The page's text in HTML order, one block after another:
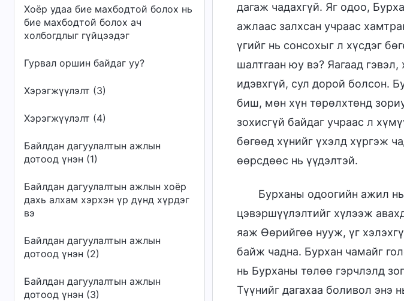
Хоёр удаа бие махбодтой болох нь
бие махбодтой болох ач
холбогдлыг гүйцээдэг
Гурвал оршин байдаг уу?
Хэрэгжүүлэлт (3)
Хэрэгжүүлэлт (4)
Байлдан дагуулалтын ажлын
дотоод үнэн (1)
Байлдан дагуулалтын ажлын хоёр
дахь алхам хэрхэн үр дүнд хүрдэг
вэ
Байлдан дагуулалтын ажлын
дотоод үнэн (2)
Байлдан дагуулалтын ажлын
дотоод үнэн (3)
дагаж чадахгүй. Яг одоо,
ажлаас залхсан учраас
үгийг нь сонсохыг л хүсдэг
шалтгаан юу вэ? Яагаад
идэвхгүй, сул дорой болсон.
биш, мөн хүн төрөлхтөнд
зохисгүй байдаг учраас л
бөгөөд хүнийг үхэлд хүргэж
өөрсдөөс нь үүдэлтэй.
Бурханы одоогийн ажил
цэвэршүүлэлтийг хүлээж
яаж Өөрийгөө нууж, үг
байж чадна. Бурхан чамайг
нь Бурханы төлөө гэрчлэлд
Түүнийг дагахаа боливол энэ